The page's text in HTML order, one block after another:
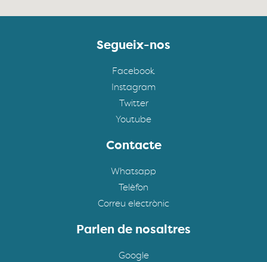
Segueix-nos
Facebook
Instagram
Twitter
Youtube
Contacte
Whatsapp
Telèfon
Correu electrònic
Parlen de nosaltres
Google